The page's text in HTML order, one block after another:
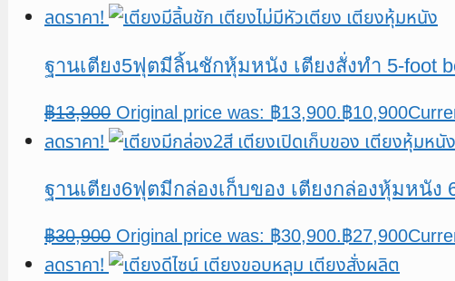
ลดราคา!
ฐานเตียง5ฟุตมีลิ้นชักหุ้มหนัง เตียงสั่งทำ 5-foot
฿13,900 Original price was: ฿13,900.฿10,900
ลดราคา!
ฐานเตียง6ฟุตมีกล่องเก็บของ เตียงกล่องหุ้มหนัง
฿30,900 Original price was: ฿30,900.฿27,900
ลดราคา!